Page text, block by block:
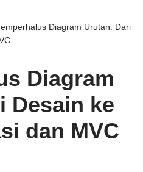
Diagram Urutan: Dari
Diagram
Desain ke
dan MVC